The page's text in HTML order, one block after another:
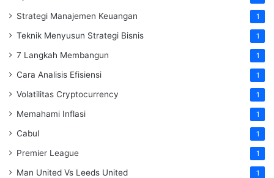
Strategi Manajemen Keuangan 1
Teknik Menyusun Strategi Bisnis 1
7 Langkah Membangun 1
Cara Analisis Efisiensi 1
Volatilitas Cryptocurrency 1
Memahami Inflasi 1
Cabul 1
Premier League 1
Man United Vs Leeds United 1